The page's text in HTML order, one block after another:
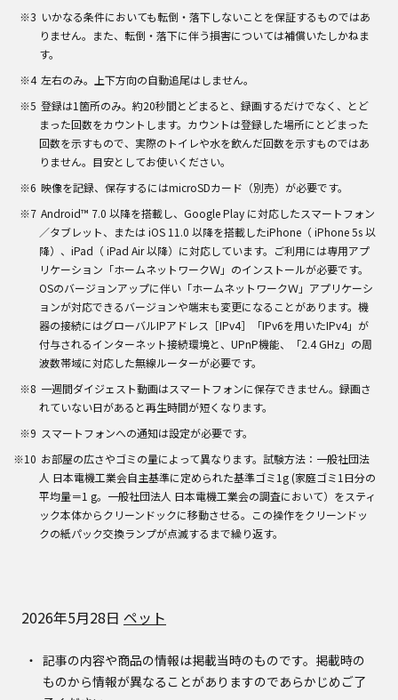
いかなる条件においても転倒・落下しないことを保証するものではあ
りません。また、転倒・落下に伴う損害については補償いたしかねま
す。
左右のみ。上下方向の自動追尾はしません。
登録は1箇所のみ。約20秒間とどまると、録画するだけでなく、とど
まった回数をカウントします。カウントは登録した場所にとどまった
回数を示すもので、実際のトイレや水を飲んだ回数を示すものではあ
りません。目安としてお使いください。
映像を記録、保存するにはmicroSDカード（別売）が必要です。
Android™ 7.0 以降を搭載し、Google Play に対応したスマートフォン
／タブレット、または iOS 11.0 以降を搭載したiPhone（ iPhone 5s 以
降）、iPad（ iPad Air 以降）に対応しています。ご利用には専用アプ
リケーション「ホームネットワークＷ」のインストールが必要です。
OSのバージョンアップに伴い「ホームネットワークＷ」アプリケーシ
ョンが対応できるバージョンや端末も変更になることがあります。機
器の接続にはグローバルIPアドレス［IPv4］「IPv6を用いたIPv4」が
付与されるインターネット接続環境と、UPnP機能、「2.4 GHz」の周
波数帯域に対応した無線ルーターが必要です。
一週間ダイジェスト動画はスマートフォンに保存できません。録画さ
れていない日があると再生時間が短くなります。
スマートフォンへの通知は設定が必要です。
お部屋の広さやゴミの量によって異なります。試験方法：一般社団法
人 日本電機工業会自主基準に定められた基準ゴミ1g (家庭ゴミ1日分の
平均量＝1 g。一般社団法人 日本電機工業会の調査において）をスティ
ック本体からクリーンドックに移動させる。この操作をクリーンドッ
クの紙パック交換ランプが点滅するまで繰り返す。
2026年5月28日 ペット
記事の内容や商品の情報は掲載当時のものです。掲載時の
ものから情報が異なることがありますのであらかじめご了